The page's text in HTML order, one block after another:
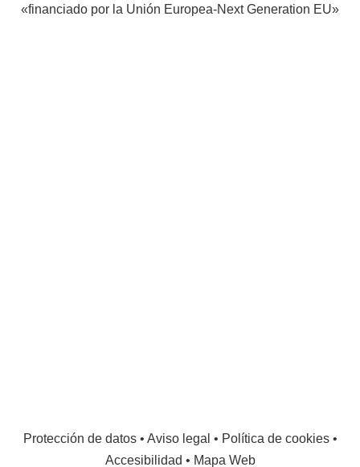
«financiado por la Unión Europea-Next Generation EU»
Protección de datos• Aviso legal • Política de cookies•
Accesibilidad • Mapa Web